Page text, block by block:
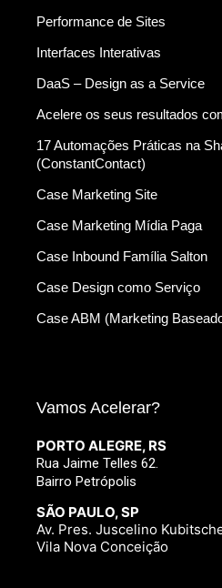
Performance de Sites
Interfaces Interativas
DaaS – Design as a Service
Acelere os seus resultados
17 Automações Práticas na
(ConstantContact)
Case Marketing Site
Case Marketing Mídia Paga
Case Inbound Família Salton
Case Design como Serviço
Case ABM (Marketing
Vamos Acelerar?
PORTO ALEGRE, RS
Rua Jaime Telles 62.
Bairro Petrópolis
SÃO PAULO, SP
Av. Pres. Juscelino
Vila Nova Conceição